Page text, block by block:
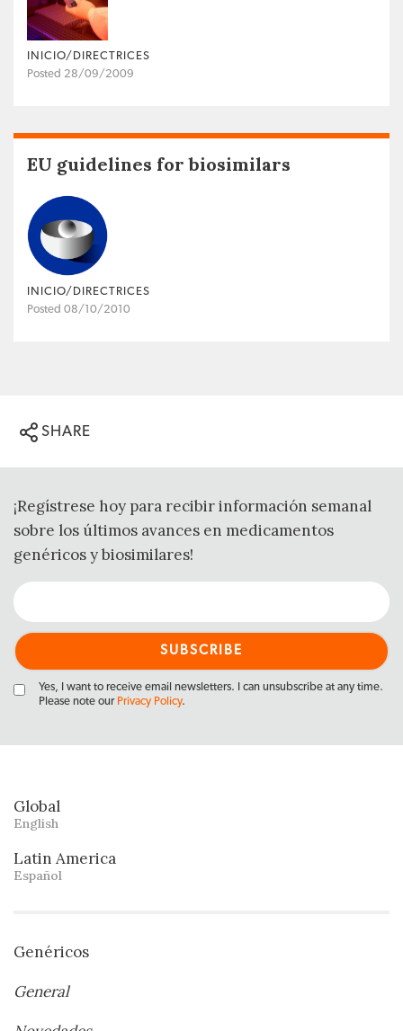
INICIO/DIRECTRICES
Posted 28/09/2009
EU guidelines for biosimilars
INICIO/DIRECTRICES
Posted 08/10/2010
SHARE
¡Regístrese hoy para recibir información semanal
sobre los últimos avances en medicamentos
genéricos y biosimilares!
Yes, I want to receive email newsletters. I can unsubscribe at any time.
Please note our Privacy Policy.
Global
English
Latin America
Español
Genéricos
General